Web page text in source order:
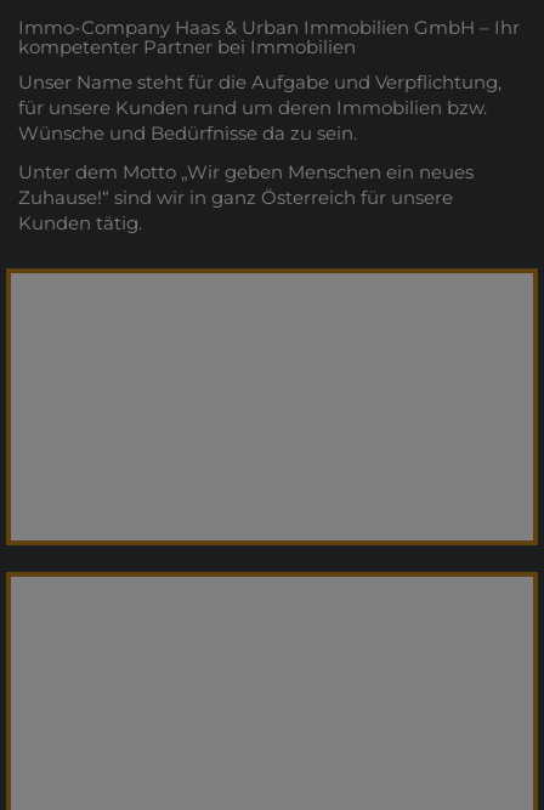
Immo-Company Haas & Urban Immobilien GmbH – Ihr
kompetenter Partner bei Immobilien
Unser Name steht für die Aufgabe und Verpflichtung,
für unsere Kunden rund um deren Immobilien bzw.
Wünsche und Bedürfnisse da zu sein.
Unter dem Motto „Wir geben Menschen ein neues
Zuhause!“ sind wir in ganz Österreich für unsere
Kunden tätig.